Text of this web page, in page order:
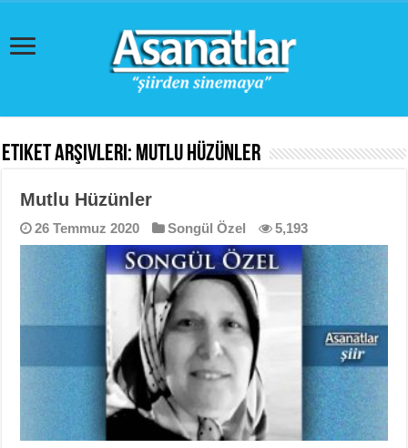
Etiket Arşivleri: Mutlu Hüzünler
Mutlu Hüzünler
26 Temmuz 2020 Songül Özel 5,193